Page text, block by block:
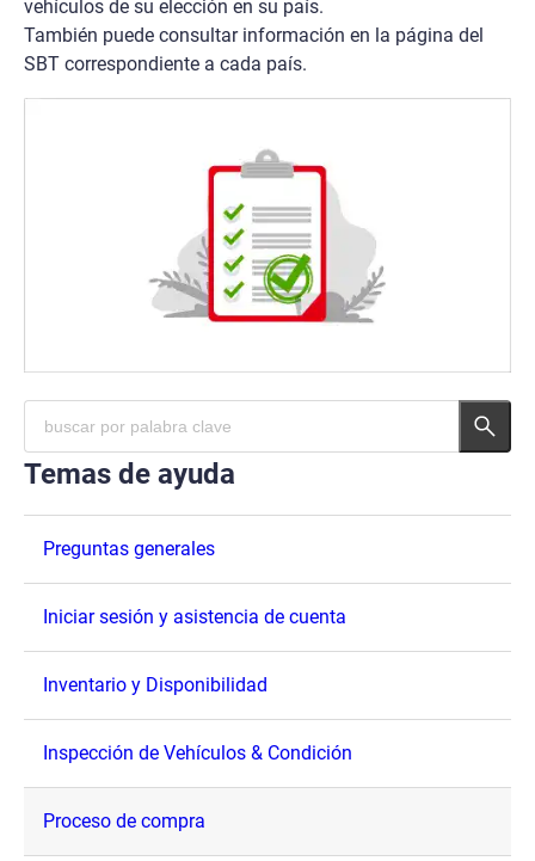
vehículos de su elección en su país.
También puede consultar información en la página del
SBT correspondiente a cada país.
Temas de ayuda
Preguntas generales
Iniciar sesión y asistencia de cuenta
Inventario y Disponibilidad
Inspección de Vehículos & Condición
Proceso de compra